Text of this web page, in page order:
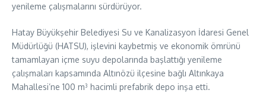
yenileme çalışmalarını sürdürüyor.
Hatay Büyükşehir Belediyesi Su ve Kanalizasyon İdaresi Genel
Müdürlüğü (HATSU), işlevini kaybetmiş ve ekonomik ömrünü
tamamlayan içme suyu depolarında başlattığı yenileme
çalışmaları kapsamında Altınözü ilçesine bağlı Altınkaya
Mahallesi’ne 100 m³ hacimli prefabrik depo inşa etti.